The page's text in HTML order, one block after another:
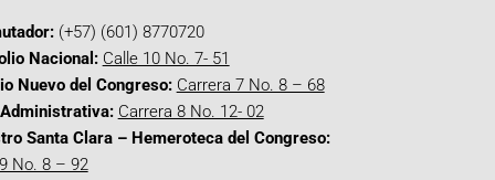
(+57) (601) 8770720
Nacional: Calle 10 No. 7- 51
Nuevo del Congreso: Carrera 7 No. 8 – 68
Carrera 8 No. 12- 02
Santa Clara – Hemeroteca del Congreso:
No. 8 – 92